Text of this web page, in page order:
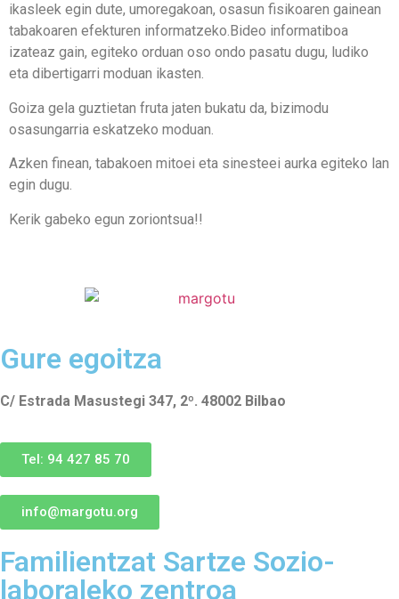
ikasleek egin dute, umoregakoan, osasun fisikoaren gainean
tabakoaren efekturen informatzeko.Bideo informatiboa
izateaz gain, egiteko orduan oso ondo pasatu dugu, ludiko
eta dibertigarri moduan ikasten.
Goiza gela guztietan fruta jaten bukatu da, bizimodu
osasungarria eskatzeko moduan.
Azken finean, tabakoen mitoei eta sinesteei aurka egiteko lan
egin dugu.
Kerik gabeko egun zoriontsua!!
Gure egoitza
C/ Estrada Masustegi 347, 2º. 48002 Bilbao
Tel: 94 427 85 70
info@margotu.org
Familientzat Sartze Sozio-
laboraleko zentroa